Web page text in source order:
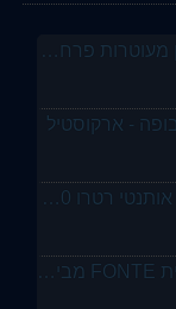
סט 6 צלחות מנה עקרית פורצלן מעוטרות פרחים ומהודרות 26 סמ GURAL
צלחת מרוקאית זכוכית מעוטרת אותנטי רטרו 20 סמ
סט קנקן שתיה + 6 כוסות מזכוכית FONTE מבית ארקוסטיל LAV